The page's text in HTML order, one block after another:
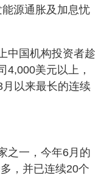
源通胀及加息忧
中国机构投资者趁
4,000美元以上，
以来最长的连续
之一，今年6月的
，并已连续20个